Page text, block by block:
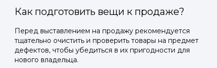
Как подготовить вещи к продаже?
Перед выставлением на продажу рекомендуется
тщательно очистить и проверить товары на предмет
дефектов, чтобы убедиться в их пригодности для
нового владельца.